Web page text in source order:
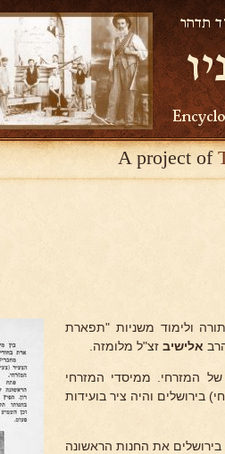
A project of
ולימוד משניות "תפארת
אלישיב זצ"ל מלומזה.
של המזרחי. ממיסדי המזרחי
בירושלים והיה ציר בועידות
את החנות הראשונה